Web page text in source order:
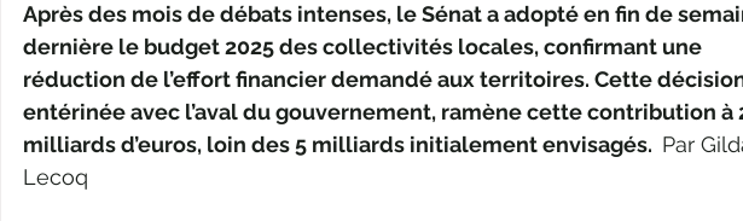
Après des mois de débats intenses, le Sénat a adopté en fin de
dernière le budget 2025 des collectivités locales, confirmant une
réduction de l’effort financier demandé aux territoires. Cette
entérinée avec l’aval du gouvernement, ramène cette contribution à
milliards d’euros, loin des 5 milliards initialement envisagés. Par
Lecoq